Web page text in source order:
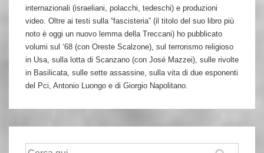
internazionali (israeliani, polacchi, tedeschi) e produzioni
video. Oltre ai testi sulla “fascisteria” (il titolo del suo libro più
noto è oggi un nuovo lemma della Treccani) ho pubblicato
volumi sul ‘68 (con Oreste Scalzone), sul terrorismo religioso
in Usa, sulla lotta di Scanzano (con José Mazzei), sulle rivolte
in Basilicata, sulle sette assassine, sulla vita di due esponenti
del Pci, Antonio Luongo e di Giorgio Napolitano.
Cerca: